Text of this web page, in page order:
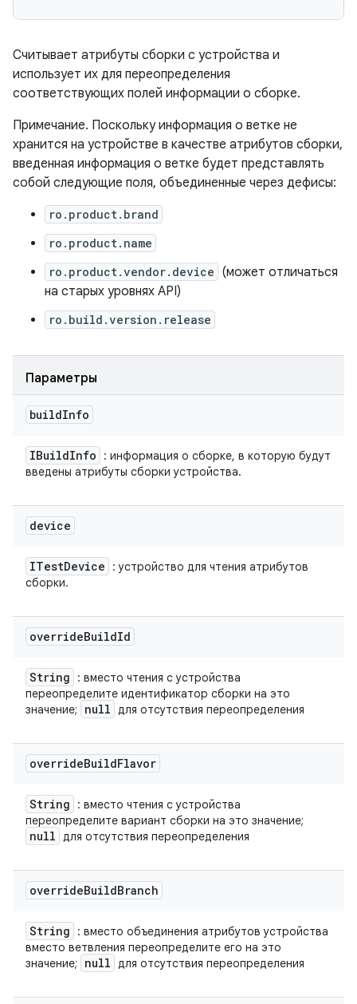
Считывает атрибуты сборки с устройства и
использует их для переопределения
соответствующих полей информации о сборке.
Примечание. Поскольку информация о ветке не
хранится на устройстве в качестве атрибутов сборки,
введенная информация о ветке будет представлять
собой следующие поля, объединенные через дефисы:
ro.product.brand
ro.product.name
ro.product.vendor.device (может отличаться
на старых уровнях API)
ro.build.version.release
Параметры
buildInfo
IBuildInfo
: информация о сборке, в которую будут
введены атрибуты сборки устройства.
device
ITestDevice
: устройство для чтения атрибутов
сборки.
overrideBuildId
String
: вместо чтения с устройства
переопределите идентификатор сборки на это
значение;
null для отсутствия переопределения
overrideBuildFlavor
String
: вместо чтения с устройства
переопределите вариант сборки на это значение;
null для отсутствия переопределения
overrideBuildBranch
String
: вместо объединения атрибутов устройства
вместо ветвления переопределите его на это
значение;
null для отсутствия переопределения